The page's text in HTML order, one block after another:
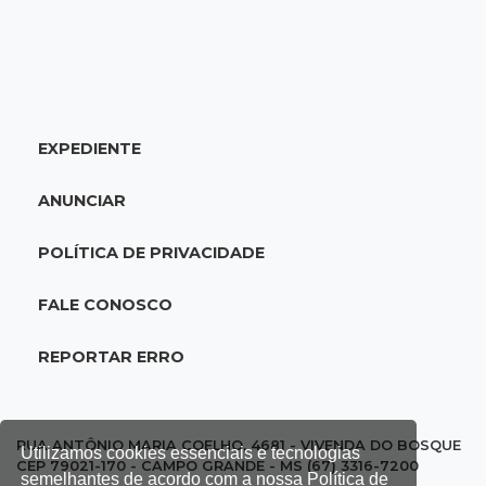
Utilizamos cookies essenciais e tecnologias
semelhantes de acordo com a nossa Política de
20:06Balcão de empregos
abertas em 114 funções
Em visita à Feira Central, Riedel volta a
futuro do jogo do bicho no País
EXPEDIENTE
ANUNCIAR
POLÍTICA DE PRIVACIDADE
FALE CONOSCO
REPORTAR ERRO
RUA ANTÔNIO MARIA COELHO, 4681 - VIVENDA DO BOSQUE
CEP 79021-170 - CAMPO GRANDE - MS (67) 3316-7200